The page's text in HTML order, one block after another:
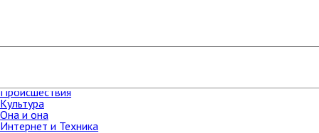
В мире
Происшествия
Культура
Она и она
Интернет и Техника